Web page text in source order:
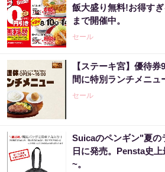
飯大盛り無料!お得す
まで開催中。
セール
【ステーキ宮】優待
間に特別ランチメニュ
セール
Suicaのペンギン"夏の
日に発売。Pensta史
~。